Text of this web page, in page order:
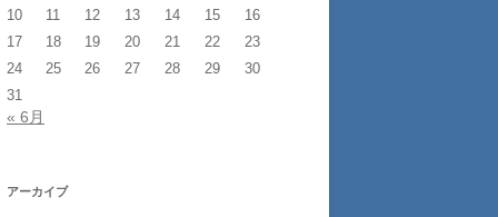
10
11 12 13 14 15
16
17
18 19 20 21 22
23
24
25 26 27 28 29
30
31
« 6月
アーカイブ